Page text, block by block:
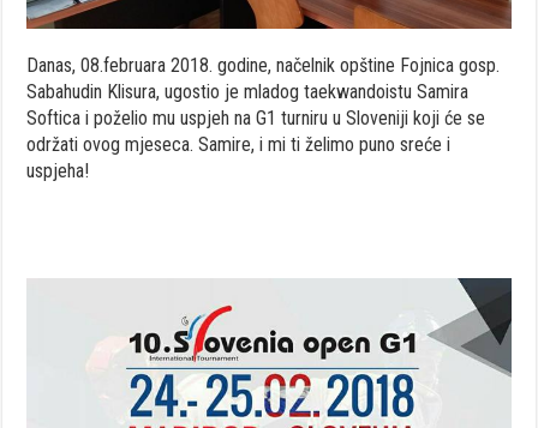
Danas, 08.februara 2018. godine, načelnik opštine Fojnica gosp.
Sabahudin Klisura, ugostio je mladog taekwandoistu Samira
Softica i poželio mu uspjeh na G1 turniru u Sloveniji koji će se
održati ovog mjeseca. Samire, i mi ti želimo puno sreće i
uspjeha!